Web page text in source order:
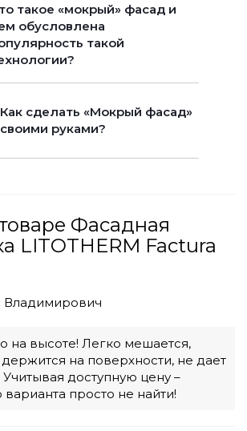
такое «мокрый» фасад и
обусловлена
такой
Как сделать «Мокрый фасад»
своими руками?
Фасадная
LITOTHERM Factura
Владимирович
на высоте! Легко мешается,
на поверхности, не дает
доступную цену –
варианта просто не найти!